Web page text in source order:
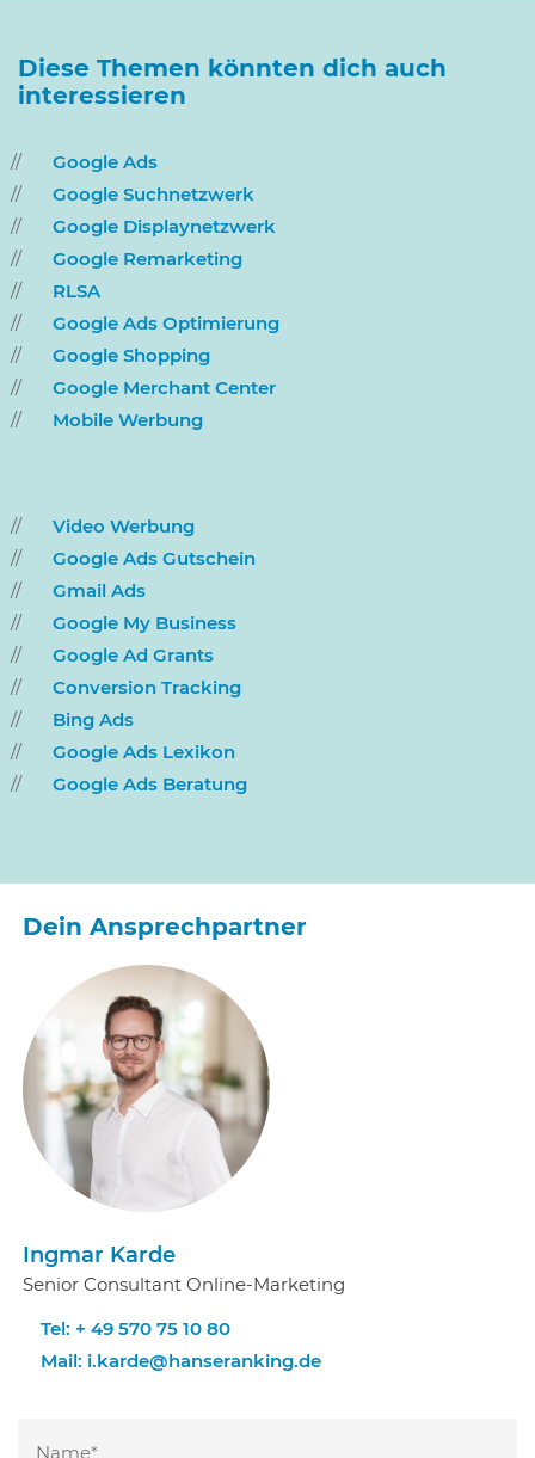
Diese Themen könnten dich auch
interessieren
Google Ads
Google Suchnetzwerk
Google Displaynetzwerk
Google Remarketing
RLSA
Google Ads Optimierung
Google Shopping
Google Merchant Center
Mobile Werbung
Video Werbung
Google Ads Gutschein
Gmail Ads
Google My Business
Google Ad Grants
Conversion Tracking
Bing Ads
Google Ads Lexikon
Google Ads Beratung
Dein Ansprechpartner
Ingmar Karde
Senior Consultant Online-Marketing
Tel: + 49 570 75 10 80
Mail: i.karde@hanseranking.de